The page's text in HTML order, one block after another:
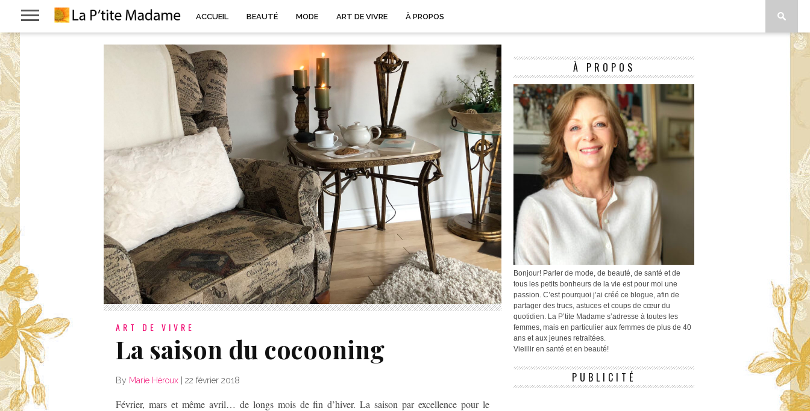
ACCUEIL BEAUTÉ MODE ART DE VIVRE À PROPOS
ART DE VIVRE
La saison du cocooning
By Marie Héroux 22 février 2018
Février, mars et même avril… de longs mois de fin d’hiver. La saison par excellence pour le
À PROPOS
Bonjour! Parler de mode, de beauté, de santé et de
tous les petits bonheurs de la vie est pour moi une
passion. C’est pourquoi j’ai créé ce blogue, afin de
partager des trucs, astuces et coups de cœur du
quotidien. La P’tite Madame s’adresse à toutes les
femmes, mais en particulier aux femmes de plus de 40
ans et aux jeunes retraitées.
Vieillir en santé et en beauté!
PUBLICITÉ